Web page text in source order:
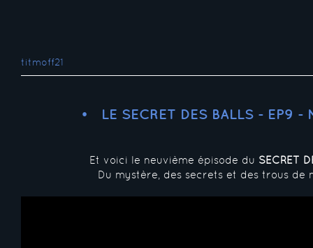
titmoff21
LE SECRET DES BALLS - EP9 -
Et voici le neuvième épisode du SECRET
Du mystère, des secrets et des trous de